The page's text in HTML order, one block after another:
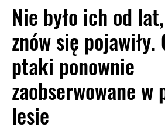
Nie było ich od
znów się pojawiły.
ptaki ponownie
zaobserwowane w
lesie